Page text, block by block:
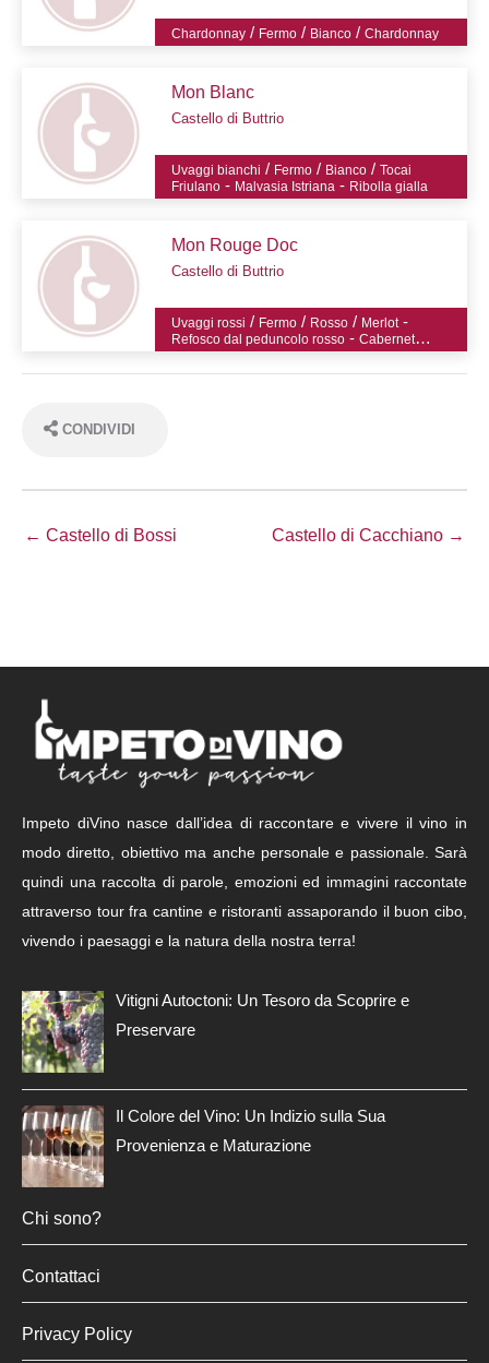
Chardonnay / Fermo / Bianco /Chardonnay
Mon Blanc
Castello di Buttrio
Uvaggi bianchi / Fermo / Bianco /Tocai
Friulano - Malvasia Istriana - Ribolla gialla
Mon Rouge Doc
Castello di Buttrio
Uvaggi rossi / Fermo / Rosso / Merlot-
Refosco dal peduncolo rosso -Cabernet
Sauvignon
CONDIVIDI
← Castello di Bossi Castello di Cacchiano →
Impeto diVino nasce dall’idea di raccontare e vivere il vino in
modo diretto, obiettivo ma anche personale e passionale. Sarà
quindi una raccolta di parole, emozioni ed immagini raccontate
attraverso tour fra cantine e ristoranti assaporando il buon cibo,
vivendo i paesaggi e la natura della nostra terra!
Vitigni Autoctoni: Un Tesoro da Scoprire e
Preservare
Il Colore del Vino: Un Indizio sulla Sua
Provenienza e Maturazione
Chi sono?
Contattaci
Privacy Policy